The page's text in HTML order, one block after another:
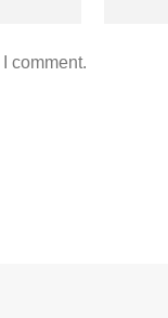
comment.